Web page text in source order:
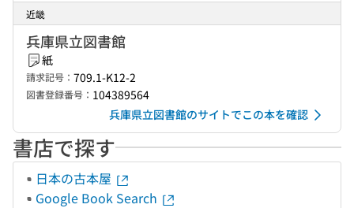
近畿
兵庫県立図書館
紙
請求記号： 709.1-K12-2
図書登録番号： 104389564
兵庫県立図書館のサイトでこの本を確認
書店で探す
日本の古本屋
Google Book Search